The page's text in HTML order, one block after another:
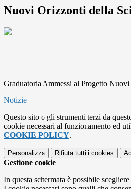
Nuovi Orizzonti della
Graduatoria Ammessi al Progetto
Notizie
Questo sito o gli strumenti terzi da
cookie necessari al funzionamento ed
COOKIE POLICY.
Personalizza Rifiuta tutti i cookies
Gestione cookie
In questa schermata è possibile